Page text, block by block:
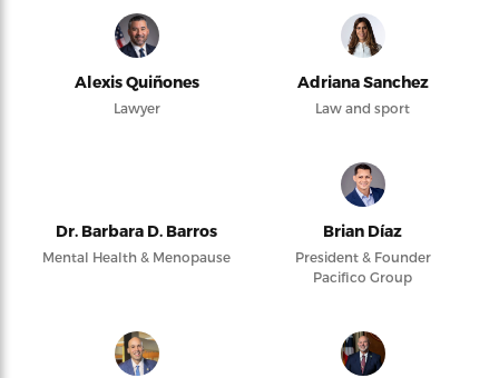
Alexis Quiñones
Lawyer
Adriana Sanchez
Law and sport
Dr. Barbara D. Barros
Mental Health & Menopause
Brian Díaz
President & Founder
Pacifico Group